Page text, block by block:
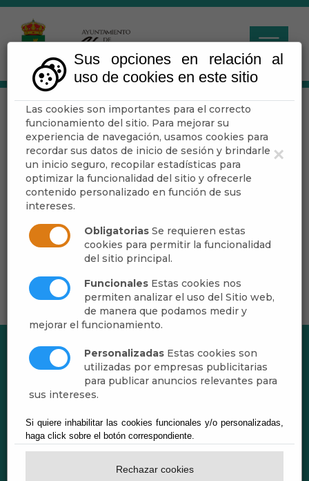
×
Sus opciones en relación al
uso de cookies en este sitio
Las cookies son importantes para el correcto
funcionamiento del sitio. Para mejorar su
experiencia de navegación, usamos cookies para
recordar sus datos de inicio de sesión y brindarle
un inicio seguro, recopilar estadísticas para
optimizar la funcionalidad del sitio y ofrecerle
contenido personalizado en función de sus
intereses.
Obligatorias Se requieren estas
cookies para permitir la funcionalidad
del sitio principal.
Funcionales Estas cookies nos
permiten analizar el uso del Sitio web,
de manera que podamos medir y
mejorar el funcionamiento.
Personalizadas Estas cookies son
utilizadas por empresas publicitarias
para publicar anuncios relevantes para
sus intereses.
Si quiere inhabilitar las cookies funcionales y/o personalizadas,
haga click sobre el botón correspondiente.
Rechazar cookies
Industria
Escuchar